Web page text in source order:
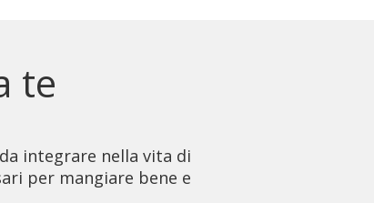
te
integrare nella vita di
per mangiare bene e